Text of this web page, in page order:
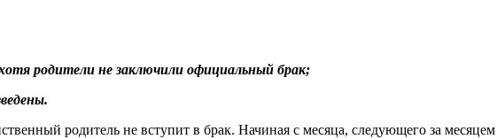
родители не заключили официальный брак;
родитель не вступит в брак. Начиная с месяца, следующего за